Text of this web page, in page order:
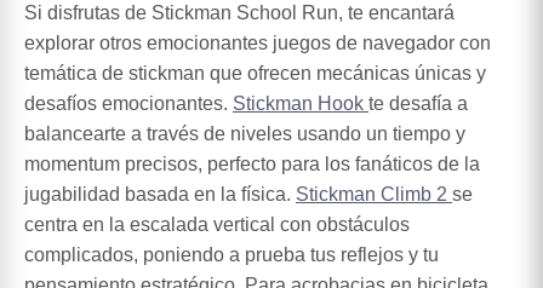
Si disfrutas de Stickman School Run, te encantará
explorar otros emocionantes juegos de navegador con
temática de stickman que ofrecen mecánicas únicas y
desafíos emocionantes. Stickman Hook te desafía a
balancearte a través de niveles usando un tiempo y
momentum precisos, perfecto para los fanáticos de la
jugabilidad basada en la física. Stickman Climb 2 se
centra en la escalada vertical con obstáculos
complicados, poniendo a prueba tus reflejos y tu